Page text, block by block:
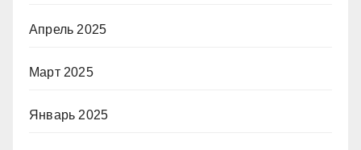
Апрель 2025
Март 2025
Январь 2025